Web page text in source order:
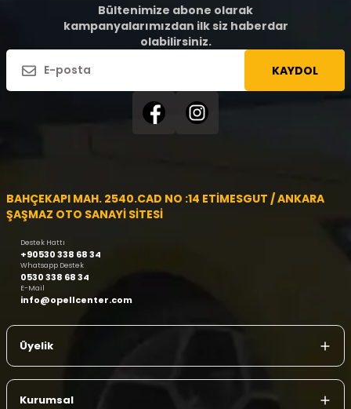
Bültenimize abone olarak
kampanyalarımızdan ilk siz haberdar
olabilirsiniz.
KAYDOL
BAHÇEKAPI MAH. 2540.CAD NO :14 ETİMESGUT / ANKARA
ŞAŞMAZ OTO SANAYİ SİTESİ
Destek Hattı
+90530 338 68 34
Whatsapp Destek
0530 338 68 34
E-Mail
info@opellcenter.com
Üyelik
Kurumsal